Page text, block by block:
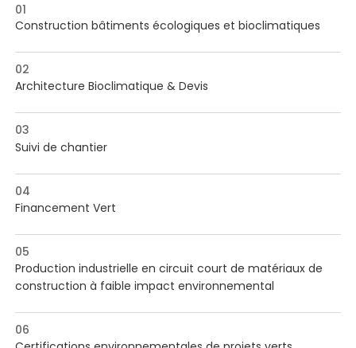
01
Construction bâtiments écologiques et bioclimatiques
02
Architecture Bioclimatique & Devis
03
Suivi de chantier
04
Financement Vert
05
Production industrielle en circuit court de matériaux de
construction à faible impact environnemental
06